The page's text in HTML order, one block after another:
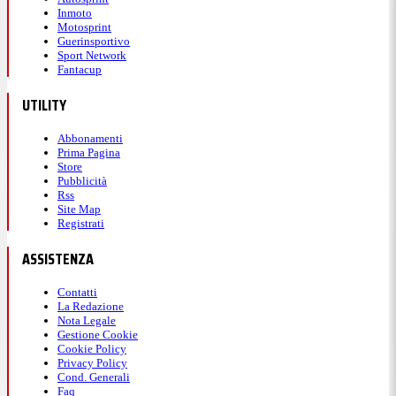
17:17
Sinner-Kecmanovic 2-2 nel
quarto set
Kecmanovic non abbassa l'intensità, porta a casa il
game 40-15 chiudendolo con uno schiaffo al volo.
17:12
Sinner-Kecmanovic 2-1 nel
quarto set
Turno di battuta tenuto a zero e 21esimo ace del
Inmoto
Motosprint
Guerinsportivo
Sport Network
Fantacup
UTILITY
Abbonamenti
Prima Pagina
Store
Pubblicità
Rss
Site Map
Registrati
ASSISTENZA
Contatti
La Redazione
Nota Legale
Gestione Cookie
Cookie Policy
Privacy Policy
Cond. Generali
Faq